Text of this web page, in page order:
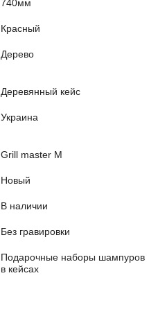
740мм
Красный
Дерево
Деревянный кейс
Украина
Grill master M
Новый
В наличии
Без гравировки
Подарочные наборы шампуров
в кейсах